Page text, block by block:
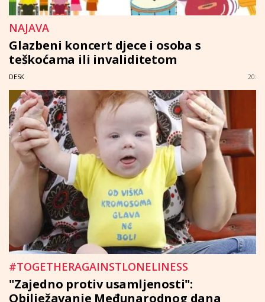
NAJAVA
Glazbeni koncert djece i osoba s
teškoćama ili invaliditetom
DESK 20:
#TOGETHERAGAINSTLONELINESS
"Zajedno protiv usamljenosti":
Obilježavanje Međunarodnog dana